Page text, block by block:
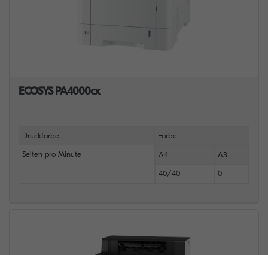
ECOSYS PA4000cx
Druckfarbe Farbe
Seiten pro Minute A4 A3
40/40 0